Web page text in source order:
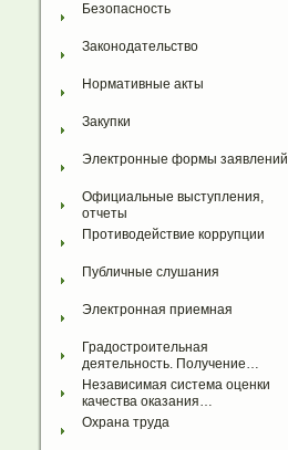
Безопасность
Законодательство
Нормативные акты
Закупки
Электронные формы заявлений
Официальные выступления,
отчеты
Противодействие коррупции
Публичные слушания
Электронная приемная
Градостроительная
деятельность. Получение…
Независимая система оценки
качества оказания…
Охрана труда